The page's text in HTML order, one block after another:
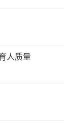
人质量